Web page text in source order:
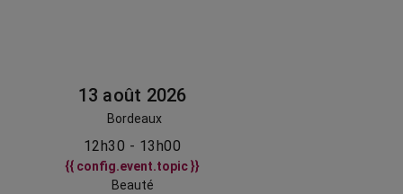
13 août 2026
Bordeaux
12h30 - 13h00
{{ config.event.topic }}
Beauté